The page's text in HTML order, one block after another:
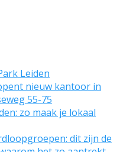
Leiden
nieuw kantoor in
55-75
zo maak je lokaal
dit zijn de